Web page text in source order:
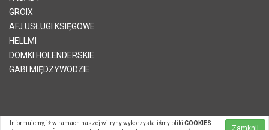
GROIX
AFJ USŁUGI KSIĘGOWE
HELLMI
DOMKI HOLENDERSKIE
GABI MIĘDZYWODZIE
© 2026 Telvinet Sp. z o.o. | Kopiowanie treści zabronione | Zamknij
Informujemy, iż w ramach naszej witryny wykorzystaliśmy pliki COOKIES